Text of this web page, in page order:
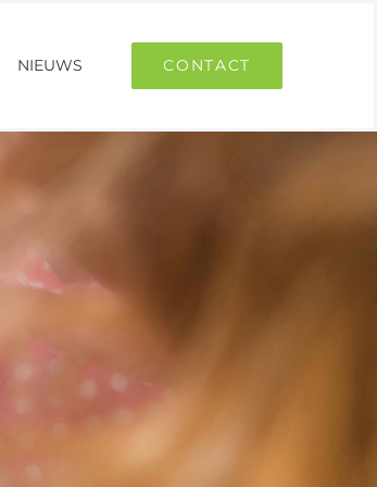
NIEUWS CONTACT